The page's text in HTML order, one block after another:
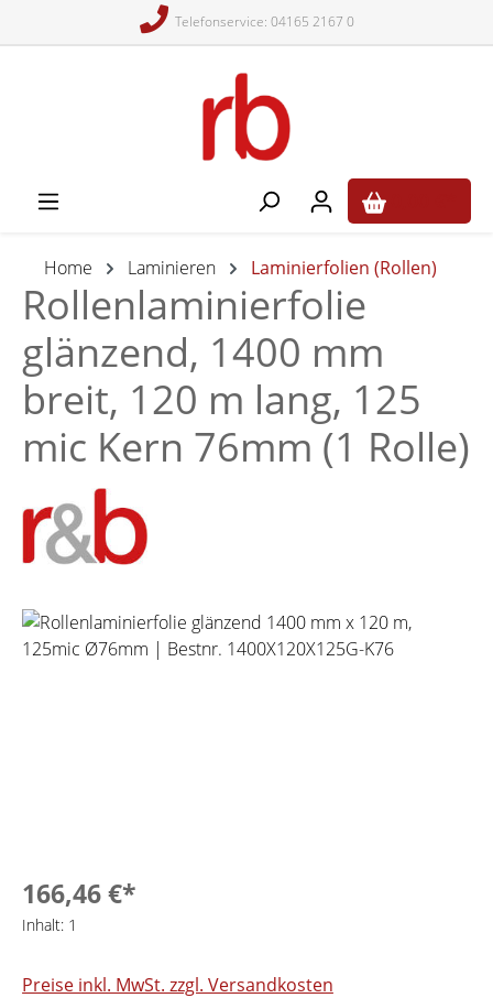
Telefonservice: 04165 2167 0
Home Laminieren Laminierfolien (Rollen)
Rollenlaminierfolie
glänzend, 1400 mm
breit, 120 m lang, 125
mic Kern 76mm (1 Rolle)
Bildergalerie überspringen
166,46 €*
Inhalt: 1
Preise inkl. MwSt. zzgl. Versandkosten